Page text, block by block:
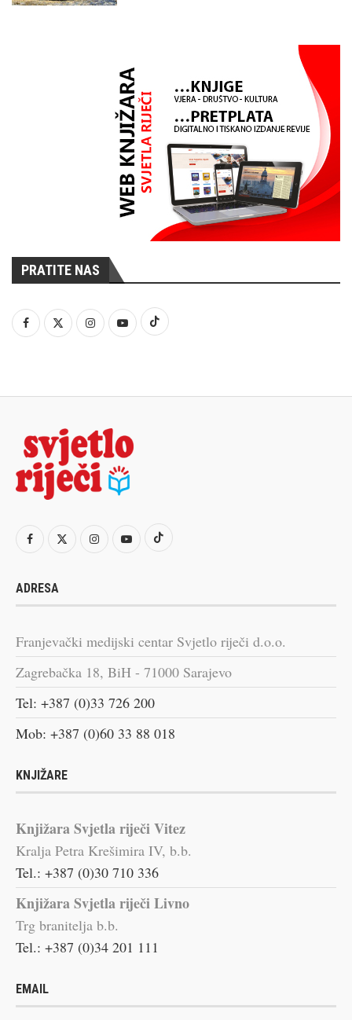
PRATITE NAS
ADRESA
Franjevački medijski centar Svjetlo riječi d.o.o.
Zagrebačka 18, BiH - 71000 Sarajevo
Tel: +387 (0)33 726 200
Mob: +387 (0)60 33 88 018
KNJIŽARE
Knjižara Svjetla riječi Vitez
Kralja Petra Krešimira IV, b.b.
Tel.: +387 (0)30 710 336
Knjižara Svjetla riječi Livno
Trg branitelja b.b.
Tel.: +387 (0)34 201 111
EMAIL